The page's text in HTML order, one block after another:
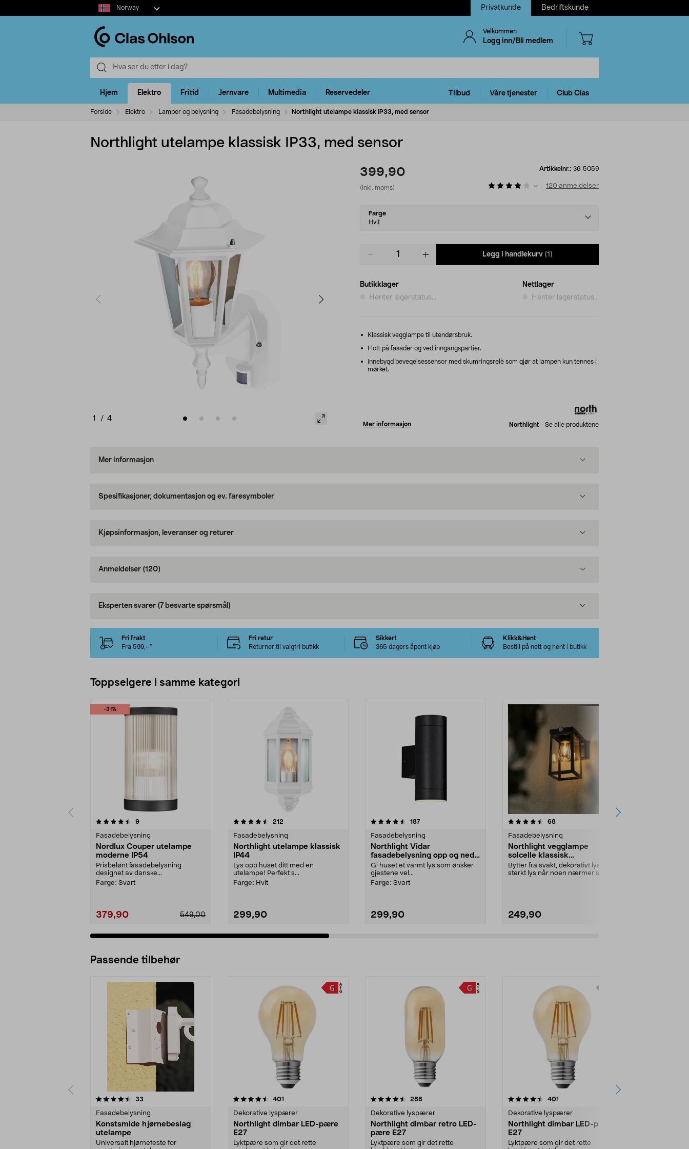
Select
market
Norway Privatkunde Bedriftskunde
Velkommen
Logg inn/Bli medlem
Hjem Elektro Fritid Jernvare Multimedia Reservedeler Tilbud Våre tjenester Club Clas
Forside Elektro Lamper og belysning Fasadebelysning Northlight utelampe klassisk IP33, med sensor
Northlight utelampe klassisk IP33, med sensor
1 / 4
399,90
(inkl. moms)
Artikkelnr.: 36-5059
120 anmeldelser
Select
variant
Farge
Hvit
Legg i handlekurv (1)
Butikklager
Henter lagerstatus...
Nettlager
Henter lagerstatus...
Klassisk vegglampe til utendørsbruk.
Flott på fasader og ved inngangspartier.
Innebygd bevegelsessensor med skumringsrelè som gjør at lampen kun tennes i
mørket.
Mer informasjon Northlight - Se alle produktene
Mer informasjon
Spesifikasjoner, dokumentasjon og ev. faresymboler
Kjøpsinformasjon, leveranser og returer
Anmeldelser (120)
Eksperten svarer (7 besvarte spørsmål)
Fri frakt
Fra 599,–*
Fri retur
Returner til valgfri butikk
Sikkert
365 dagers åpent kjøp
Klikk&Hent
Bestill på nett og hent i butikk
Toppselgere i samme kategori
-31%
9anmeldelser
Fasadebelysning
Nordlux Couper utelampe
moderne IP54
Prisbelønt fasadebelysning
designet av danske...
Farge: Svart
379,90 549,00
4.5 av 5 stjerner 212
Fasadebelysning
Northlight utelampe klassisk
IP44
Lys opp huset ditt med en
utelampe! Perfekt s...
Farge: Hvit
299,90
4.5 av 5 stjerner 187anmeldelser
Fasadebelysning
Northlight Vidar
fasadebelysning opp og ned
IP44
Gi huset et varmt lys som ønsker
gjestene vel...
Farge: Svart
299,90
4.5 av 5 stjerner 68anmeldelser
Fasadebelysning
Northlight vegglampe
solcelle klassisk
bevegelsessensor
Bytter fra svakt, dekorativt lys til
sterkt lys når noen nærmer seg
249,90
4.5 av 5 stjerner
Passende tilbehør
33
Fasadebelysning
Konstsmide hjørnebeslag
utelampe
Universalt hjørnefeste for
4.5av 5 stjerner 401
Dekorative lyspærer
Northlight dimbar LED-pære
E27
Lyktpære som gir det rette
4.5av 5 stjerner 286anmeldelser
Dekorative lyspærer
Northlight dimbar retro LED-
pære E27
Lyktpære som gir det rette
4.5av 5 stjerner 401
Dekorative lyspærer
Northlight dimbar LED-pære
E27
Lyktpære som gir det rette
4.5av 5 stjerner